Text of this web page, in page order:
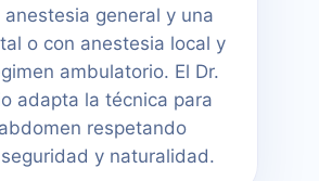
general y una
o con anestesia local y
ambulatorio. El Dr.
adapta la técnica para
respetando
y naturalidad.